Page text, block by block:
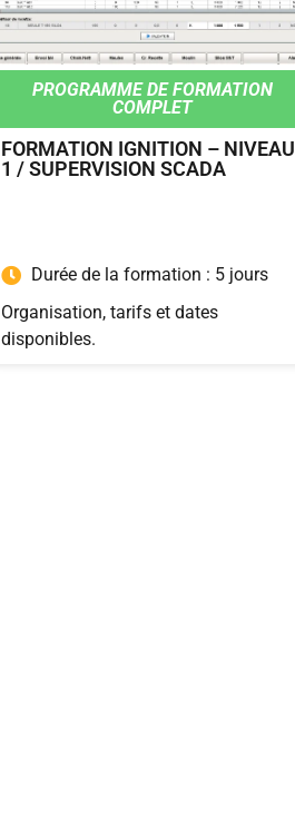
PROGRAMME DE FORMATION
COMPLET
FORMATION IGNITION – NIVEAU
1 / SUPERVISION SCADA
Durée de la formation : 5 jours
Organisation, tarifs et dates
disponibles.